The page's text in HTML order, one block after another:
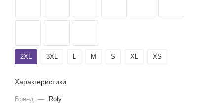
2XL 3XL L M S XL XS
Характеристики
Бренд —
Roly